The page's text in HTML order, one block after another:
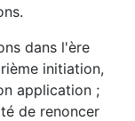
dans l'ère
initiation,
application ;
de renoncer